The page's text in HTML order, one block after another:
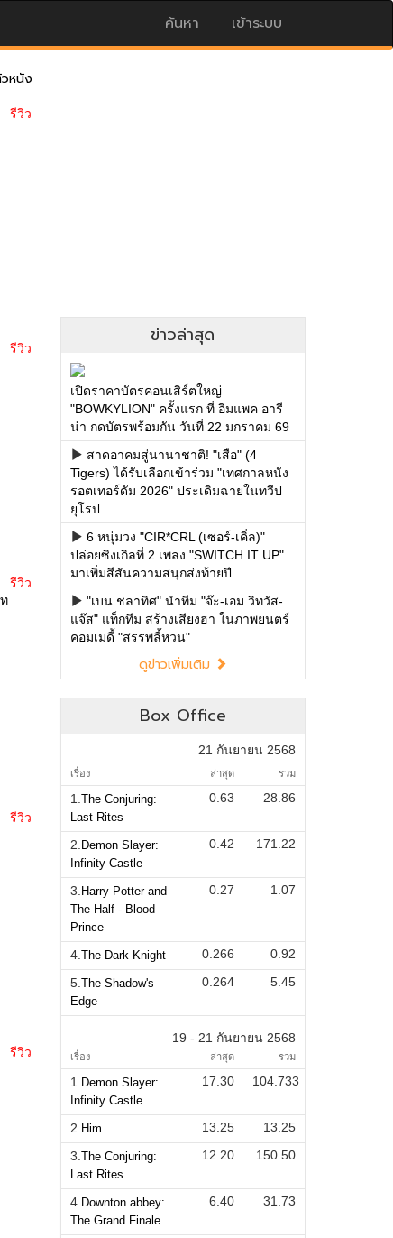
ค้นหา เข้าระบบ
หนัง
รีวิว
รีวิว
รีวิว
รีวิว
รีวิว
ข่าวล่าสุด
เปิดราคาบัตรคอนเสิร์ตใหญ่
"BOWKYLION" ครั้งแรก ที่ อิมแพค อารี
น่า กดบัตรพร้อมกัน วันที่ 22 มกราคม 69
สาดอาคมสู่นานาชาติ! "เสือ" (4
Tigers) ได้รับเลือกเข้าร่วม "เทศกาลหนัง
รอตเทอร์ดัม 2026" ประเดิมฉายในทวีป
ยุโรป
6 หนุ่มวง "CIR*CRL (เซอร์-เคิ่ล)"
ปล่อยซิงเกิลที่ 2 เพลง "SWITCH IT UP"
มาเพิ่มสีสันความสนุกส่งท้ายปี
"เบน ชลาทิศ" นำทีม "จ๊ะ-เอม วิทวัส-
แจ๊ส" แท็กทีม สร้างเสียงฮา ในภาพยนตร์
คอมเมดี้ "สรรพลี้หวน"
ดูข่าวเพิ่มเติม
Box Office
21 กันยายน 2568
เรื่อง ล่าสุด รวม
1. The Conjuring:
Last Rites
0.63 28.86
2. Demon Slayer:
Infinity Castle
0.42 171.22
3. Harry Potter and
The Half - Blood
Prince
0.27 1.07
4. The Dark Knight 0.266
0.92
5. The Shadow's
Edge
0.264 5.45
19 - 21 กันยายน 2568
เรื่อง ล่าสุด รวม
1. Demon Slayer:
Infinity Castle
17.30 104.733
2. Him 13.25
13.25
3. The Conjuring:
Last Rites
12.20 150.50
4. Downton abbey:
The Grand Finale
6.40 31.73